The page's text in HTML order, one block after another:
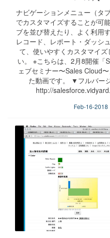
ナビゲーションメニュー（タ
でカスタマイズすることが可
ブを並び替えたり、よく利用
レコード、レポート・ダッシ
て、使いやすくカスタマイズ
い。 ※こちらは、2月8開催「
ェブセミナー〜Sales Cloud
た動画です。 ▼フルバー
http://
Feb-16-2018